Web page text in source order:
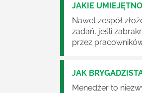
JAKIE
Nawet zespół
zadań, jeśli
przez
JAK
Menedżer to